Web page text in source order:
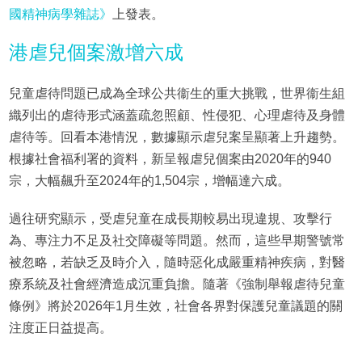
國精神病學雜誌》
上發表。
港虐兒個案激增六成
兒童虐待問題已成為全球公共衞生的重大挑戰，世界衞生組
織列出的虐待形式涵蓋疏忽照顧、性侵犯、心理虐待及身體
虐待等。回看本港情況，數據顯示虐兒案呈顯著上升趨勢。
根據社會福利署的資料，新呈報虐兒個案由2020年的940
宗，大幅飆升至2024年的1,504宗，增幅達六成。
過往研究顯示，受虐兒童在成長期較易出現違規、攻擊行
為、專注力不足及社交障礙等問題。然而，這些早期警號常
被忽略，若缺乏及時介入，隨時惡化成嚴重精神疾病，對醫
療系統及社會經濟造成沉重負擔。隨著《強制舉報虐待兒童
條例》將於2026年1月生效，社會各界對保護兒童議題的關
注度正日益提高。